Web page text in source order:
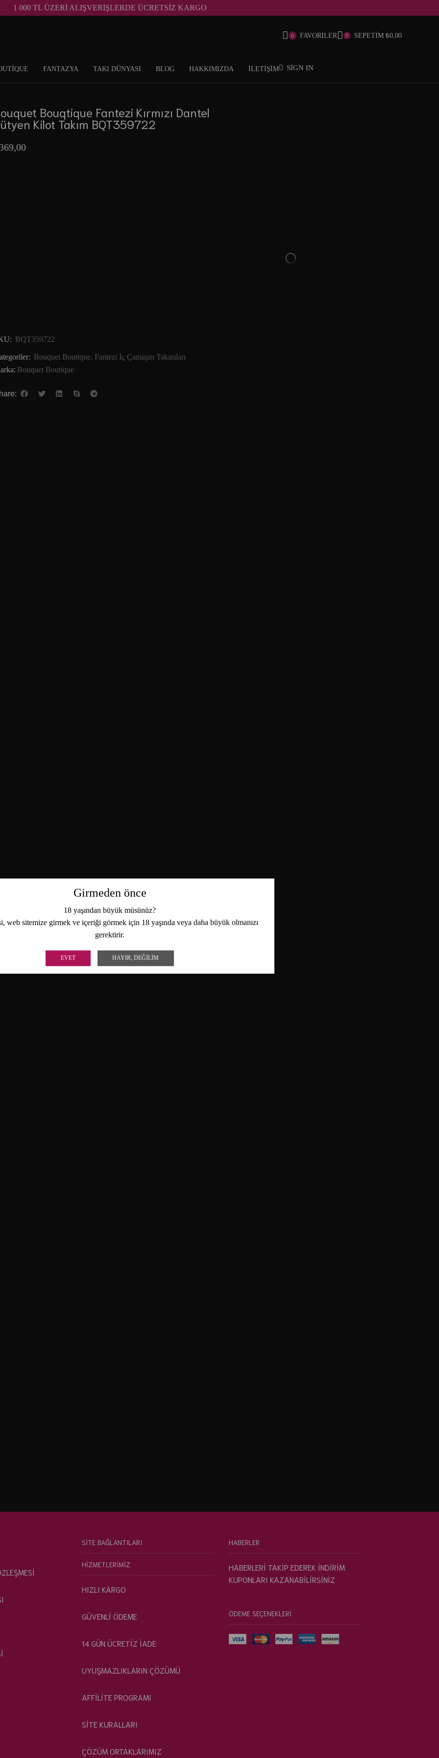
Girmeden önce
18 yaşından büyük müsünüz?
web sitemize girmek ve içeriği görmek için 18 yaşında veya daha büyük olmanızı
gerektirir.
EVET HAYIR, DEĞILIM
1 000 TL ÜZERİ ALIŞVERİŞLERDE ÜCRETSİZ KARGO
0 FAVORİLER 0 SEPETİM ₺0,00
FANTAZYA TAKI DÜNYASI BLOG HAKKIMIZDA İLETİŞİM SIGN IN
Bouqtique Fantezi Kırmızı Dantel
Kilot Takım BQT359722
369,00
BQT359722
Bouquet Boutique, Fantezi İç Çamaşırı Takımları
Bouquet Boutique
SİTE BAĞLANTILARI
HİZMETLERİMİZ
HIZLI KARGO
GÜVENLİ ÖDEME
14 GÜN ÜCRETİZ İADE
UYUŞMAZLIKLARIN ÇÖZÜMÜ
AFFİLİTE PROGRAMI
SİTE KURALLARI
ÇÖZÜM ORTAKLARIMIZ
HABERLER
HABERLERİ TAKİP EDEREK İNDİRİM
KUPONLARI KAZANABİLİRSİNİZ
ÖDEME SEÇENEKLERİ